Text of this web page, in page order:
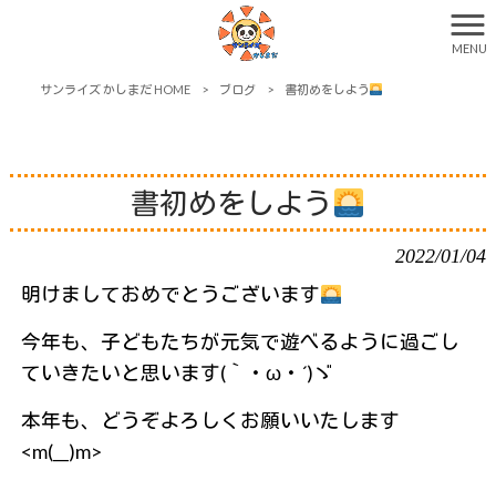
MENU
サンライズ かしまだ HOME > ブログ > 書初めをしよう
書初めをしよう
2022/01/04
明けましておめでとうございます
今年も、子どもたちが元気で遊べるように過ごし
ていきたいと思います(｀・ω・´)ゞ
本年も、どうぞよろしくお願いいたします
<m(__)m>